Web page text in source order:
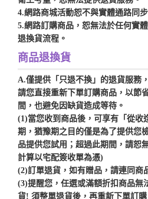
4.網路商城活動恕不與實體通路同步
5.網路訂購商品，恕無法於任何實
退換貨流程。
商品退換貨
A.僅提供「只退不換」的退貨服務
請您直接重新下單訂購商品，以節
間，也避免因缺貨造成等待。
(1)當您收到商品後，可享有「從收
期 ， 猶豫期 之目的僅是為了提供您
品提供您試用；超過此期間，請恕
計算以宅配簽收單為憑)
(2)訂單退貨，如有贈品，請連同商
(3)提醒您，任選或滿額折扣商品無
貨! 須整單退貨後，再重新下單訂購